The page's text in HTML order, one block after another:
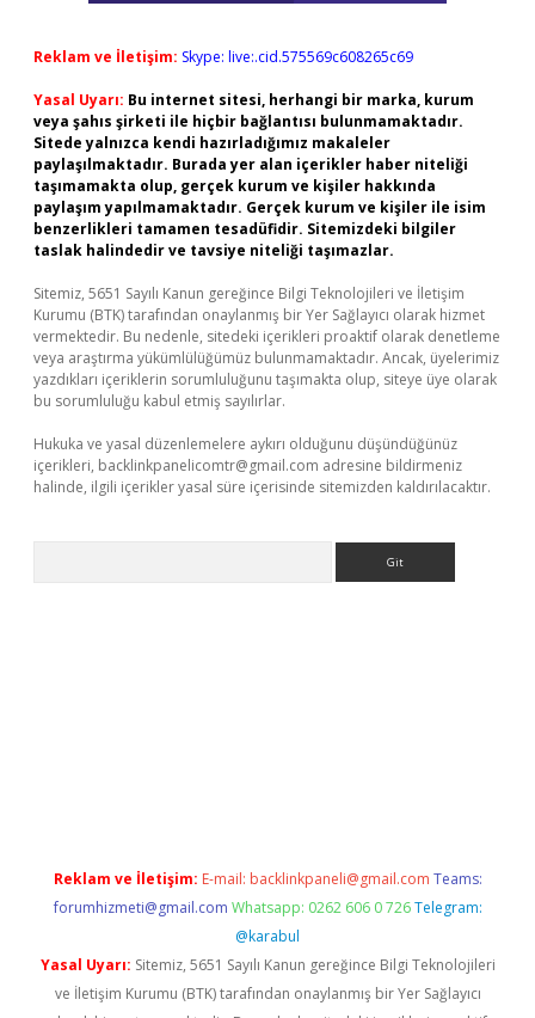
Reklam ve İletişim: Skype: live:.cid.575569c608265c69
Yasal Uyarı: Bu internet sitesi, herhangi bir marka, kurum
veya şahıs şirketi ile hiçbir bağlantısı bulunmamaktadır.
Sitede yalnızca kendi hazırladığımız makaleler
paylaşılmaktadır. Burada yer alan içerikler haber niteliği
taşımamakta olup, gerçek kurum ve kişiler hakkında
paylaşım yapılmamaktadır. Gerçek kurum ve kişiler ile isim
benzerlikleri tamamen tesadüfidir. Sitemizdeki bilgiler
taslak halindedir ve tavsiye niteliği taşımazlar.
Sitemiz, 5651 Sayılı Kanun gereğince Bilgi Teknolojileri ve İletişim
Kurumu (BTK) tarafından onaylanmış bir Yer Sağlayıcı olarak hizmet
vermektedir. Bu nedenle, sitedeki içerikleri proaktif olarak denetleme
veya araştırma yükümlülüğümüz bulunmamaktadır. Ancak, üyelerimiz
yazdıkları içeriklerin sorumluluğunu taşımakta olup, siteye üye olarak
bu sorumluluğu kabul etmiş sayılırlar.
Hukuka ve yasal düzenlemelere aykırı olduğunu düşündüğünüz
içerikleri, backlinkpanelicomtr@gmail.com adresine bildirmeniz
halinde, ilgili içerikler yasal süre içerisinde sitemizden kaldırılacaktır.
Reklam ve İletişim: E-mail: backlinkpaneli@gmail.com Teams:
forumhizmeti@gmail.com Whatsapp: 0262 606 0 726 Telegram:
@karabul
Yasal Uyarı: Sitemiz, 5651 Sayılı Kanun gereğince Bilgi Teknolojileri
ve İletişim Kurumu (BTK) tarafından onaylanmış bir Yer Sağlayıcı